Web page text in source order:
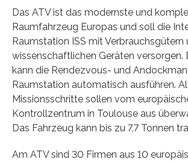
Das ATV ist das modernste und
Raumfahrzeug Europas und soll die
Raumstation ISS mit Verbrauchsgütern
wissenschaftlichen Geräten versorgen.
kann die Rendezvous- und
Raumstation automatisch ausführen.
Missionsschritte sollen vom
Kontrollzentrum in Toulouse aus
Das Fahrzeug kann bis zu 7,7 Tonnen
Am ATV sind 30 Firmen aus 10